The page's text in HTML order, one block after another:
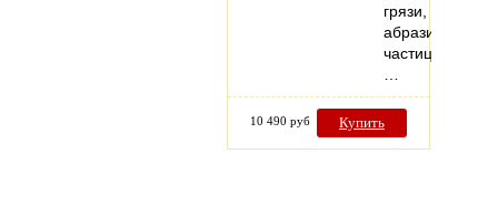
грязи,
абразивных
частиц,
10 490 руб Купить